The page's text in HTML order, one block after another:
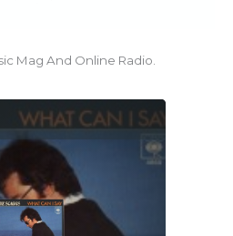
Mag And Online Radio.